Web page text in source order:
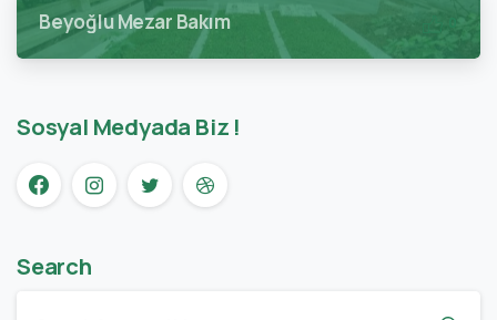
Beyoğlu Mezar Bakım
Sosyal Medyada Biz !
Search